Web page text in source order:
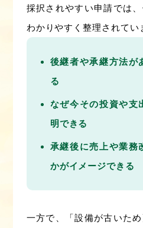
採択されやすい申請では
わかりやすく整理されてい
後継者や承継方法が
る
なぜ今その投資や支
明できる
承継後に売上や業務
かがイメージできる
一方で、「設備が古いた